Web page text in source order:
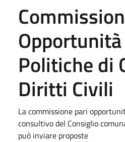
Politiche di
Diritti Civili
La commissione pari
consultivo del Consiglio
può inviare proposte